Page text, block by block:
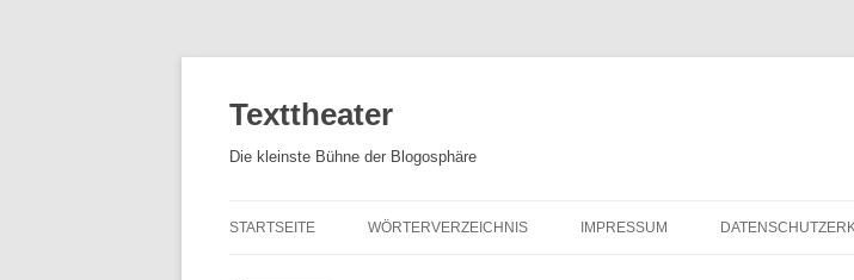
Texttheater
Die kleinste Bühne der Blogosphäre
STARTSEITE WÖRTERVERZEICHNIS IMPRESSUM